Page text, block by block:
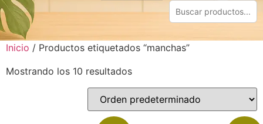
Inicio / Productos etiquetados “manchas”
Mostrando los 10 resultados